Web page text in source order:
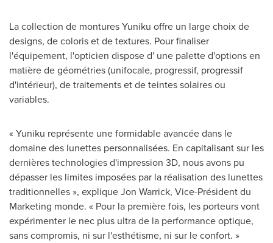
La collection de montures Yuniku offre un large choix de
designs, de coloris et de textures. Pour finaliser
l'équipement, l'opticien dispose d' une palette d'options en
matière de géométries (unifocale, progressif, progressif
d'intérieur), de traitements et de teintes solaires ou
variables.
« Yuniku représente une formidable avancée dans le
domaine des lunettes personnalisées. En capitalisant sur les
dernières technologies d'impression 3D, nous avons pu
dépasser les limites imposées par la réalisation des lunettes
traditionnelles », expliqueJon Warrick, Vice-Président du
Marketing monde. « Pour la première fois, les porteurs vont
expérimenter le nec plus ultra de la performance optique,
sans compromis, ni sur l'esthétisme, ni sur le confort. »